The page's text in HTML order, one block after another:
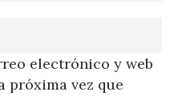
electrónico y web
próxima vez que